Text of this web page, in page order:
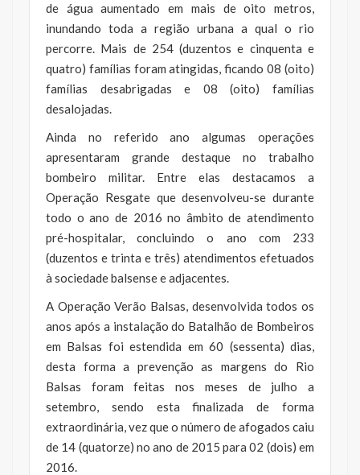
de água aumentado em mais de oito metros,
inundando toda a região urbana a qual o rio
percorre. Mais de 254 (duzentos e cinquenta e
quatro) famílias foram atingidas, ficando 08 (oito)
famílias desabrigadas e 08 (oito) famílias
desalojadas.
Ainda no referido ano algumas operações
apresentaram grande destaque no trabalho
bombeiro militar. Entre elas destacamos a
Operação Resgate que desenvolveu-se durante
todo o ano de 2016 no âmbito de atendimento
pré-hospitalar, concluindo o ano com 233
(duzentos e trinta e três) atendimentos efetuados
à sociedade balsense e adjacentes.
A Operação Verão Balsas, desenvolvida todos os
anos após a instalação do Batalhão de Bombeiros
em Balsas foi estendida em 60 (sessenta) dias,
desta forma a prevenção as margens do Rio
Balsas foram feitas nos meses de julho a
setembro, sendo esta finalizada de forma
extraordinária, vez que o número de afogados caiu
de 14 (quatorze) no ano de 2015 para 02 (dois) em
2016.